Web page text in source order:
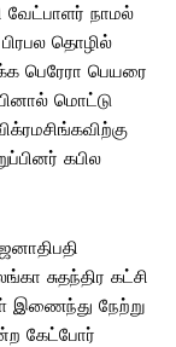
நாமல்
தொழில்
பெரேரா பெயரை
மொட்டு
கபில
சுதந்திர கட்சி
இணைந்து நேற்று
கேட்போர்